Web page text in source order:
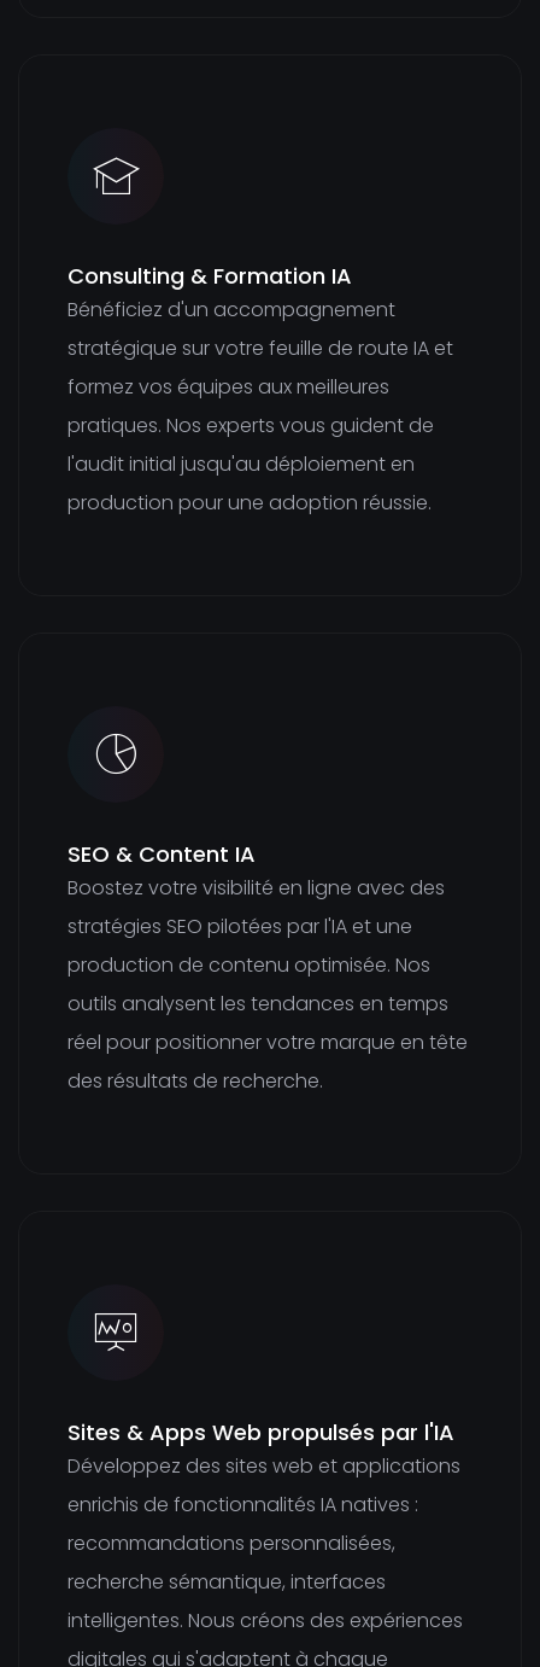
Consulting & Formation IA
Bénéficiez d'un accompagnement
stratégique sur votre feuille de route IA et
formez vos équipes aux meilleures
pratiques. Nos experts vous guident de
l'audit initial jusqu'au déploiement en
production pour une adoption réussie.
SEO & Content IA
Boostez votre visibilité en ligne avec des
stratégies SEO pilotées par l'IA et une
production de contenu optimisée. Nos
outils analysent les tendances en temps
réel pour positionner votre marque en tête
des résultats de recherche.
Sites & Apps Web propulsés par l'IA
Développez des sites web et applications
enrichis de fonctionnalités IA natives :
recommandations personnalisées,
recherche sémantique, interfaces
intelligentes. Nous créons des expériences
digitales qui s'adaptent à chaque